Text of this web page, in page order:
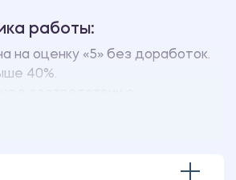
работы:
на оценку «5» без доработок.
40%.
учебного заведения.